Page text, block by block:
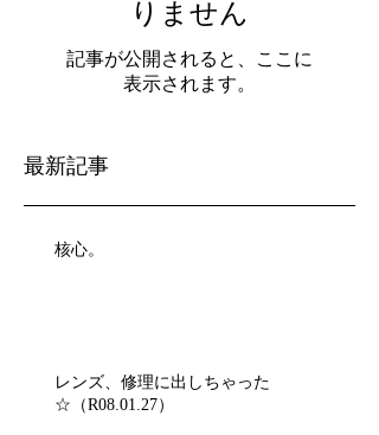
りません
記事が公開されると、ここに
表示されます。
最新記事
核心。
レンズ、修理に出しちゃった
☆（R08.01.27）